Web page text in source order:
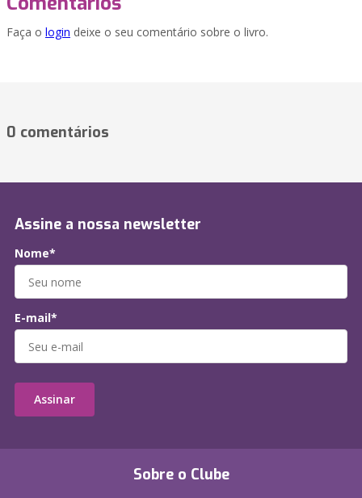
Faça o login deixe o seu comentário sobre o livro.
0 comentários
Sobre o Clube
Assine a nossa newsletter
Nome*
E-mail*
Assinar